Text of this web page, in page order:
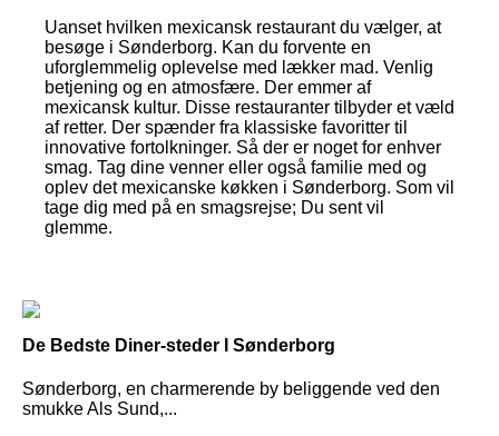
Uanset hvilken mexicansk restaurant du vælger, at
besøge i Sønderborg. Kan du forvente en
uforglemmelig oplevelse med lækker mad. Venlig
betjening og en atmosfære. Der emmer af
mexicansk kultur. Disse restauranter tilbyder et væld
af retter. Der spænder fra klassiske favoritter til
innovative fortolkninger. Så der er noget for enhver
smag. Tag dine venner eller også familie med og
oplev det mexicanske køkken i Sønderborg. Som vil
tage dig med på en smagsrejse; Du sent vil
glemme.
De Bedste Diner-steder I Sønderborg
Sønderborg, en charmerende by beliggende ved den
smukke Als Sund,...